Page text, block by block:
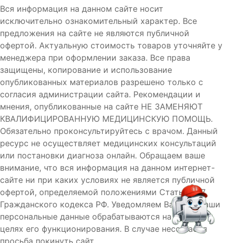
Вся информация на данном сайте носит
исключительно ознакомительный характер. Все
предложения на сайте не являются публичной
офертой. Актуальную стоимость товаров уточняйте у
менеджера при оформлении заказа. Все права
защищены, копирование и использование
опубликованных материалов разрешено только с
согласия администрации сайта. Рекомендации и
мнения, опубликованные на сайте НЕ ЗАМЕНЯЮТ
КВАЛИФИЦИРОВАННУЮ МЕДИЦИНСКУЮ ПОМОЩЬ.
Обязательно проконсультируйтесь с врачом. Данный
ресурс не осуществляет медицинских консультаций
или постановки диагноза онлайн. Обращаем ваше
внимание, что вся информация на данном интернет-
сайте ни при каких условиях не является публичной
офертой, определяемой положениями Статьи 437
Гражданского кодекса РФ. Уведомляем Вас, что Ваши
персональные данные обрабатываются на сайте в
целях его функционирования. В случае несогласия
просьба покинуть сайт.